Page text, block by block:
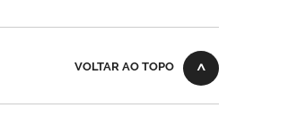
VOLTAR AO TOPO